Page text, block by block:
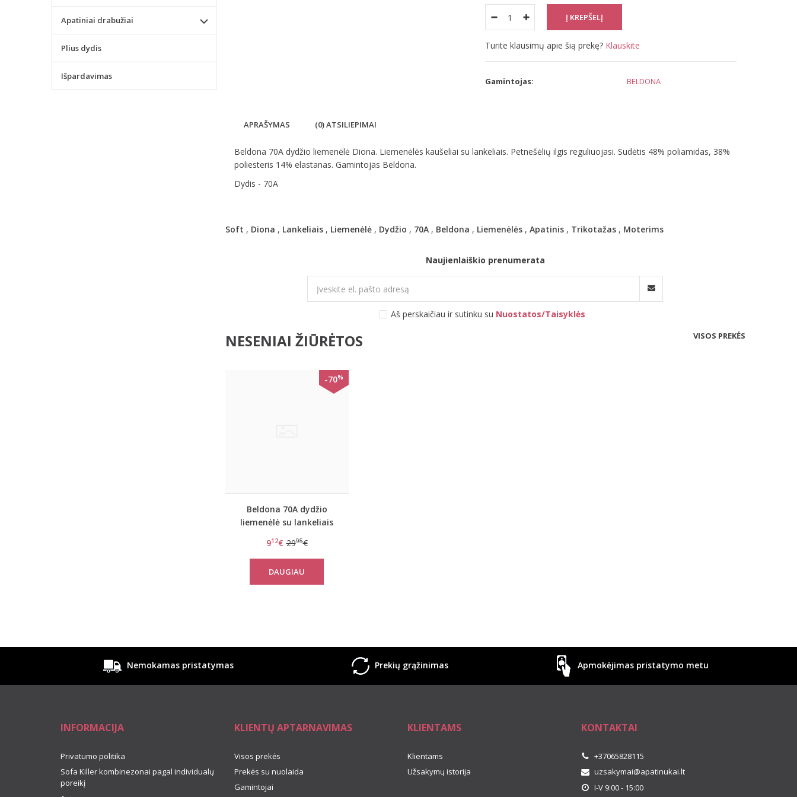
Turite klausimų apie šią prekę? Klauskite
Gamintojas: BELDONA
APRAŠYMAS (0) ATSILIEPIMAI
Beldona 70A dydžio liemenėlė Diona. Liemenėlės kaušeliai su lankeliais. Petnešėlių ilgis reguliuojasi. Sudėtis 48% poliamidas, 38%
poliesteris 14% elastanas. Gamintojas Beldona.
Dydis - 70A
Soft , Diona , Lankeliais, Liemenėlė, Dydžio , 70A, Beldona , Liemenėlės, Apatinis, Trikotažas, Moterims
Naujienlaiškio prenumerata
Aš perskaičiau ir sutinku su Nuostatos/Taisyklės
NESENIAI ŽIŪRĖTOS VISOS PREKĖS
-70%
Beldona 70A dydžio
liemenėlė su lankeliais
912€ 2995€
DAUGIAU
Apatiniai drabužiai
Plius dydis
Išpardavimas
Nemokamas pristatymas Prekių grąžinimas Apmokėjimas pristatymo metu
INFORMACIJA
Privatumo politika
Sofa Killer kombinezonai pagal individualų
poreikį
KLIENTŲ APTARNAVIMAS
Visos prekės
Prekės su nuolaida
Gamintojai
KLIENTAMS
Klientams
Užsakymų istorija
KONTAKTAI
+37065828115
uzsakymai@apatinukai.lt
I-V 9:00 - 15:00